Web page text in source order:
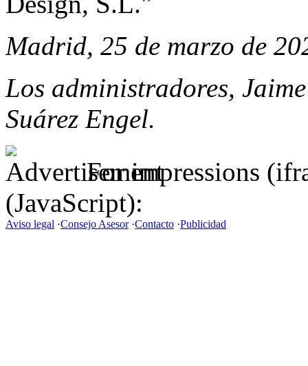
Madrid, 25 de marzo de
Los administradores,
Suárez Engel.
For impressions
(JavaScript):
Aviso legal ·Consejo Asesor·Contacto ·Publicidad